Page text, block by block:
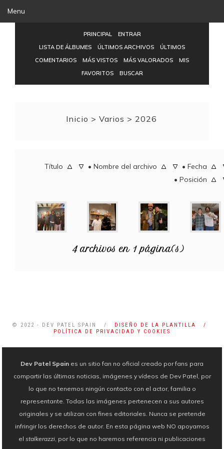
Menu
PRINCIPAL
ENTRAR
LISTA DE ÁLBUMES
ÚLTIMOS ARCHIVOS
ÚLTIMOS
COMENTARIOS
MÁS VISTOS MÁS VALORADOS
MIS
FAVORITOS
BUSCAR
Inicio > Varios > 2026
Título •Nombre del archivo •Fecha
•Posición
4 archivos en 1 página(s)
© 2022 - DEV PATEL SPAIN / DISEÑO DE LA PLANTILLA /
POLÍTICA DE PRIVACIDAD Y COOKIES
Dev Patel Spain es un sitio fan no oficial creado por fans para
compartir las últimas noticias, imágenes y vídeos de Dev Patel, por
lo que no tenemos ningún contacto con el actor, familia o
representante. Todas las imágenes pertenecen a sus autores
originales y se utilizan con fines editoriales. Nunca se pretende
infringir los derechos de autor. En esta página web NO apoyamos
el stalkerazzi, por lo que no haremos referencia ni publicaciones